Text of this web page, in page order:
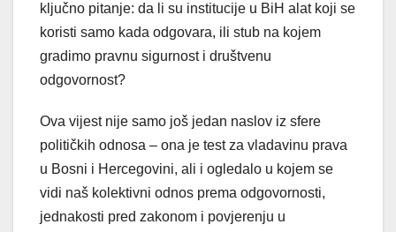
ključno pitanje: da li su institucije u BiH alat koji se
koristi samo kada odgovara, ili stub na kojem
gradimo pravnu sigurnost i društvenu
odgovornost?
Ova vijest nije samo još jedan naslov iz sfere
političkih odnosa – ona je test za vladavinu prava
u Bosni i Hercegovini, ali i ogledalo u kojem se
vidi naš kolektivni odnos prema odgovornosti,
jednakosti pred zakonom i povjerenju u